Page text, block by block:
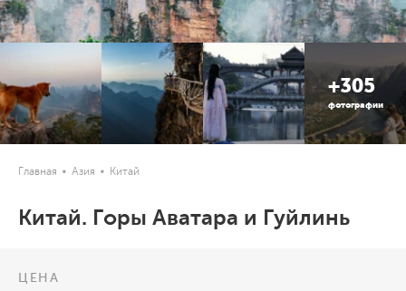
+305
фотографии
Главная Азия Китай
Китай. Горы Аватара и Гуйлинь
ЦЕНА